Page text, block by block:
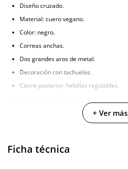
Diseño cruzado.
Material: cuero vegano.
Color: negro.
Correas anchas.
Dos grandes aros de metal.
Decoración con tachuelas.
Cierre posterior; hebillas regulables.
+ Ver más
Ficha técnica